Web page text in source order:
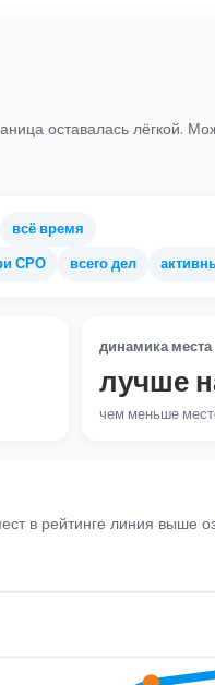
оставалась лёгкой.
всё время
СРО всего дел
динамика места
лучше
чем меньше
в рейтинге линия выше